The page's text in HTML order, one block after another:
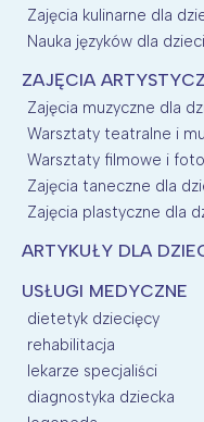
Zajęcia kulinarne dla
Nauka języków dla dzieci
ZAJĘCIA
Zajęcia muzyczne dla
Warsztaty teatralne i
Warsztaty filmowe i
Zajęcia taneczne dla
Zajęcia plastyczne dla
ARTYKUŁY DLA
USŁUGI MEDYCZNE
dietetyk dziecięcy
rehabilitacja
lekarze specjaliści
diagnostyka dziecka